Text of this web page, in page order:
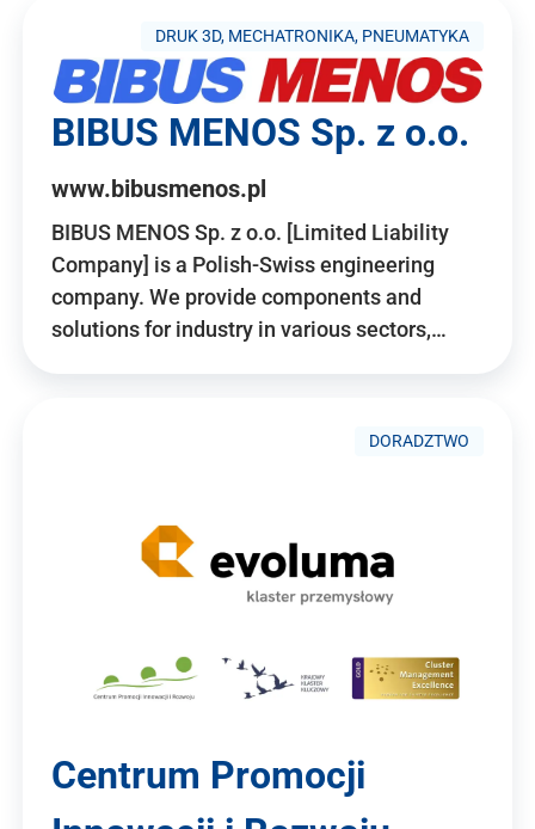
DRUK 3D, MECHATRONIKA, PNEUMATYKA
BIBUS MENOS Sp. z o.o.
www.bibusmenos.pl
BIBUS MENOS Sp. z o.o. [Limited Liability
Company] is a Polish-Swiss engineering
company. We provide components and
solutions for industry in various sectors,…
DORADZTWO
Centrum Promocji